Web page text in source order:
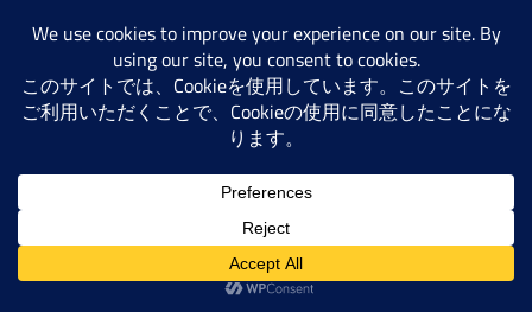
Zoomレンズ
カメラ
コンバージョンレンズ
フォーカルレデューサー
レンズ構成未分類
中望遠レンズ（65～129mm）